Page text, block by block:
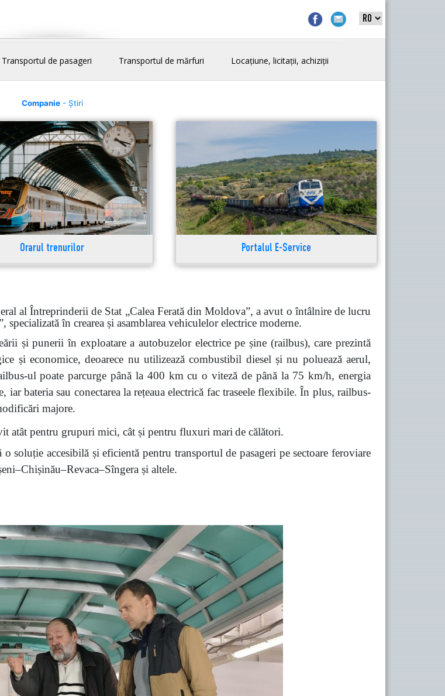
Transportul de pasageri Transportul de mărfuri Locațiune, licitații, achiziții
Companie- Știri
Orarul trenurilor Portalul E-Service
Întreprinderii de Stat „Calea Ferată din Moldova”, a avut o întâlnire de lucru
specializată în crearea și asamblarea vehiculelor electrice moderne.
și punerii în exploatare a autobuzelor electrice pe șine (railbus), care prezintă
și economice, deoarece nu utilizează combustibil diesel și nu poluează aerul,
ul poate parcurge până la 400 km cu o viteză de până la 75 km/h, energia
bateria sau conectarea la rețeaua electrică fac traseele flexibile. În plus, railbus-
majore.
atât pentru grupuri mici, cât și pentru fluxuri maride călători.
soluție accesibilă și eficientă pentru transportul de pasageri pe sectoare feroviare
și altele.